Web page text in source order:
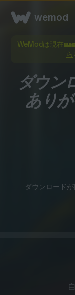
wemod
WeModは現在
ら
ダウン
あり
ダウンロード